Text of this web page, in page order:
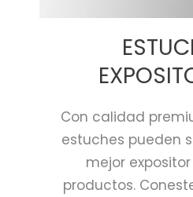
Con calidad
estuches pueden
mejor
productos.